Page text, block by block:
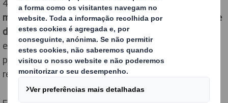
melhoria da recolha e separação de embalagens à base
de fibra para reciclagem.As Orientações analisam os
enquadramentos regulamentares e institucionais
pertinentes e fornecem uma avaliação dos cenários de
recolha e separação disponíveis.